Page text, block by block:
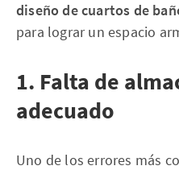
diseño de cuartos de
para lograr un espacio
1. Falta de
adecuado
Uno de los errores más